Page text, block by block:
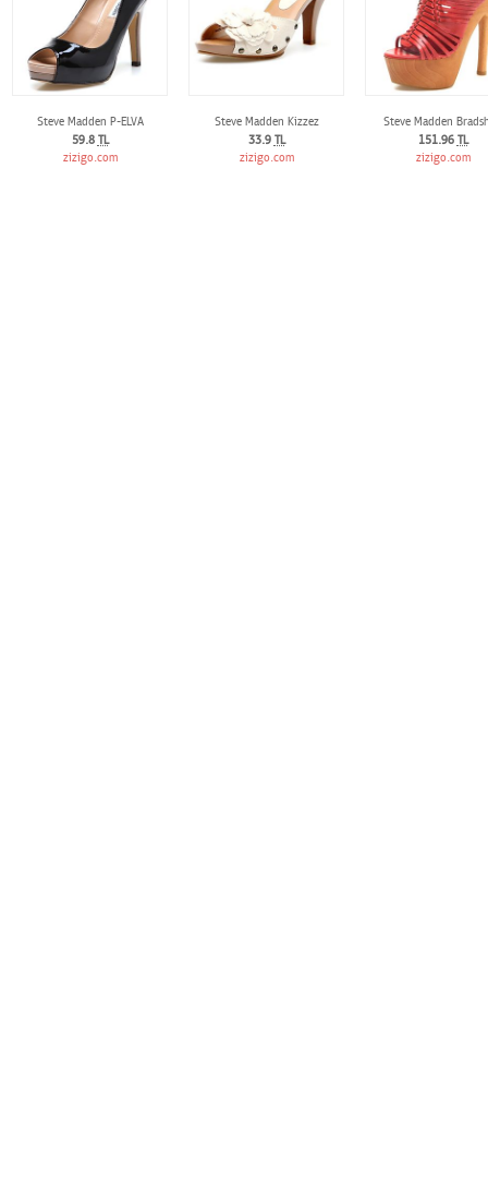
Steve Madden P-ELVA
59.8 TL
zizigo.com
Steve Madden Kizzez
33.9 TL
zizigo.com
Steve Madden
151.96 TL
zizigo.com